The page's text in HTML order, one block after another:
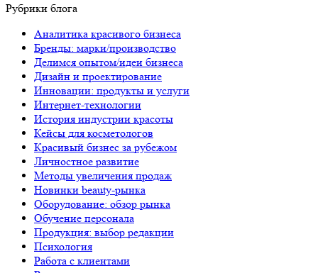
Рубрики блога
Аналитика красивого бизнеса
Бренды: марки/производство
Делимся опытом/идеи бизнеса
Дизайн и проектирование
Инновации: продукты и услуги
Интернет-технологии
История индустрии красоты
Кейсы для косметологов
Красивый бизнес за рубежом
Личностное развитие
Методы увеличения продаж
Новинки beauty-рынка
Оборудование: обзор рынка
Обучение персонала
Продукция: выбор редакции
Психология
Работа с клиентами